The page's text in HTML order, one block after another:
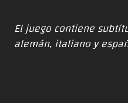
El juego contiene
alemán, italiano y